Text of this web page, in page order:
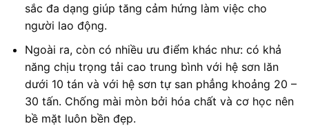
sắc đa dạng giúp tăng cảm hứng làm việc cho
người lao động.
Ngoài ra, còn có nhiều ưu điểm khác như: có khả
năng chịu trọng tải cao trung bình với hệ sơn lăn
dưới 10 tán và với hệ sơn tự san phẳng khoảng 20 –
30 tấn. Chống mài mòn bởi hóa chất và cơ học nên
bề mặt luôn bền đẹp.